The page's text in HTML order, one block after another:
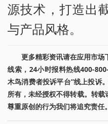
源技术，打造出
与产品风格。
更多精彩资讯请在应用市场
线索，24小时报料热线400-
木鸟消费者投诉平台”线上投诉
所有，未经授权不得转载。转
尊重原创的行为我们将追究责任。